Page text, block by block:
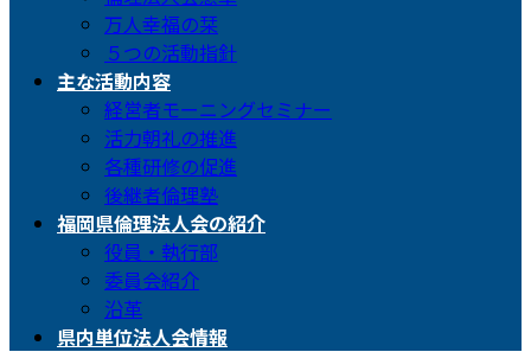
万人幸福の栞
５つの活動指針
主な活動内容
経営者モーニングセミナー
活力朝礼の推進
各種研修の促進
後継者倫理塾
福岡県倫理法人会の紹介
役員・執行部
委員会紹介
沿革
県内単位法人会情報